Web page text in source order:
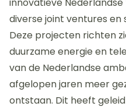
De samenwerking
technologiebedrijven
positief. Beide landen
sectoren. Nederlandse
groeiende Turkse markt.
technologiebedrijven